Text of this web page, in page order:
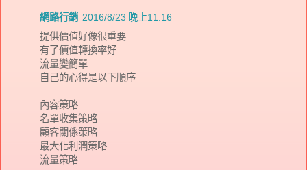
網路行銷 2016/8/23 晚上11:16
提供價值好像很重要
有了價值轉換率好
流量變簡單
自己的心得是以下順序
內容策略
名單收集策略
顧客關係策略
最大化利潤策略
流量策略